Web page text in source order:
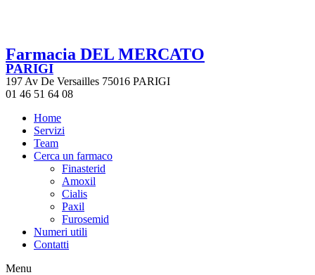
Farmacia DEL MERCATO
PARIGI
197 Av De Versailles 75016 PARIGI
01 46 51 64 08
Home
Servizi
Team
Cerca un farmaco
Finasterid
Amoxil
Cialis
Paxil
Furosemid
Numeri utili
Contatti
Menu